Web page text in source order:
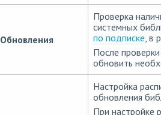
Обновления
Проверка
системных
по подписке, в
После
обновить
Настройка
обновления
При настройке